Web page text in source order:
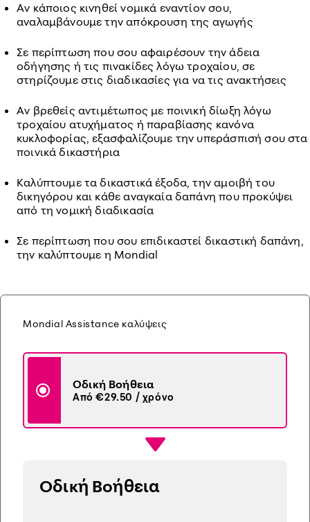
Αν κάποιος κινηθεί νομικά εναντίον σου,
αναλαμβάνουμε την απόκρουση της αγωγής
Σε περίπτωση που σου αφαιρέσουν την άδεια
οδήγησης ή τις πινακίδες λόγω τροχαίου, σε
στηρίζουμε στις διαδικασίες για να τις ανακτήσεις
Αν βρεθείς αντιμέτωπος με ποινική δίωξη λόγω
τροχαίου ατυχήματος ή παραβίασης κανόνα
κυκλοφορίας, εξασφαλίζουμε την υπεράσπισή σου στα
ποινικά δικαστήρια
Καλύπτουμε τα δικαστικά έξοδα, την αμοιβή του
δικηγόρου και κάθε αναγκαία δαπάνη που προκύψει
από τη νομική διαδικασία
Σε περίπτωση που σου επιδικαστεί δικαστική δαπάνη,
την καλύπτουμε η Mondial
Mondial Assistance καλύψεις
Οδική Βοήθεια
Από €29.50 / χρόνο
Οδική Βοήθεια